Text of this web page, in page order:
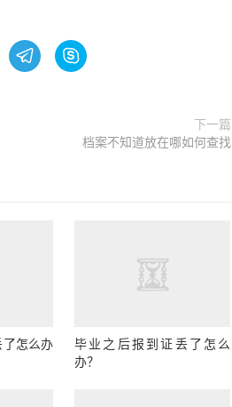
 
下一篇
档案不知道放在哪如何查找
了怎么办
毕业之后报到证丢了怎么
办？